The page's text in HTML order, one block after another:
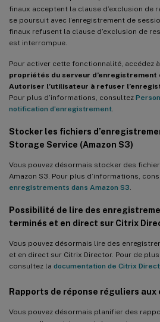
finaux acceptent la clause d’exclusion de
se poursuit avec l’enregistrement de
finaux refusent la clause d’exclusion de
est interrompue.
Pour activer cette fonctionnalité, accédez à
propriétés du serveur d’enregistrement
Autoriser l’utilisateur à refuser
Pour plus d’informations, consultez
notification d’enregistrement
Stocker les fichiers
Storage Service (Amazon S3)
Vous pouvez désormais stocker des
Amazon S3. Pour plus d’informations,
enregistrements dans Amazon S3
Possibilité de lire des
terminés et en direct sur Citrix
Vous pouvez désormais lire des
et en direct sur Citrix Director. Pour de
consultez la documentation de Citrix
Rapports de réponse réguliers aux
Vous pouvez désormais planifier des